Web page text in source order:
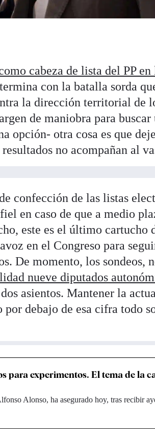
cabeza de lista del PP en
con la batalla sorda
la dirección territorial de
de maniobra para
opción- otra cosa es que
no acompañan al
confección de las listas
en caso de que a medio
este es el último cartucho
en el Congreso para
De momento, los sondeos,
nueve diputados
asientos. Mantener la
debajo de esa cifra todo
para experimentos. El tema de la
Alonso, ha asegurado hoy, tras recibir